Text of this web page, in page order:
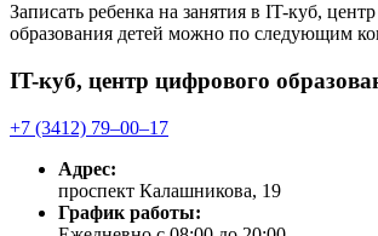
Записать ребенка на занятия в IT-куб,
образования детей можно по следующим
IT-куб, центр цифрового
+7 (3412) 79‒00‒17
Адрес:
проспект Калашникова, 19
График работы: